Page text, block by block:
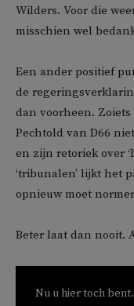
Wilders. Voor die
misschien wel
Een ander positief
de
dan voorheen.
Pechtold van D66
en zijn retoriek over
‘tribunalen’ lijkt het
opnieuw moet
Beter laat dan nooit.
Nu u hier toch